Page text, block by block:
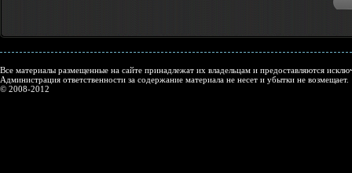
Все материалы размещенные на сайте принадлежат их владельцам и предоставляются
Администрация ответственности за содержание материала не несет и убытки не возмещает.
© 2008-2012